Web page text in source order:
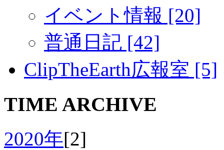
イベント情報 [20]
普通日記 [42]
ClipTheEarth広報室 [5]
TIME ARCHIVE
2020年[2]